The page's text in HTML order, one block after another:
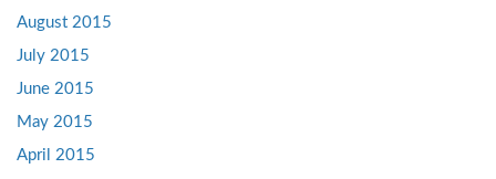
August 2015
July 2015
June 2015
May 2015
April 2015